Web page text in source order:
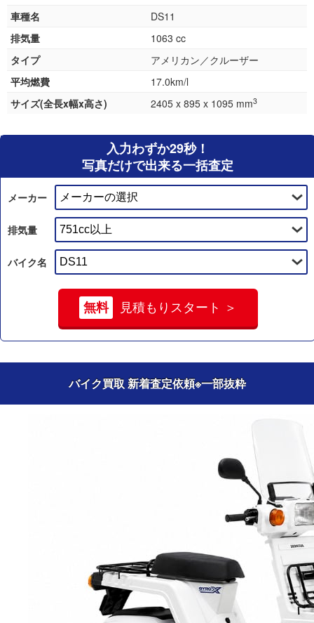
車種名
DS11
排気量
1063 cc
タイプ
アメリカン／クルーザー
平均燃費
17.0km/l
サイズ(全長x幅x高さ)
2405 x 895 x 1095 mm3
入力わずか29秒！
写真だけで出来る一括査定
メーカー
排気量
バイク名
無料 見積もりスタート ＞
バイク買取 新着査定依頼※一部抜粋